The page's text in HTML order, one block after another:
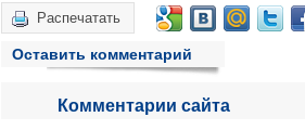
Распечатать
Оставить комментарий
Комментарии сайта